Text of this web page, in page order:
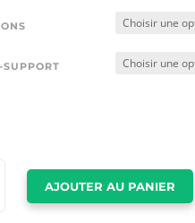
SUPPORT
AJOUTER AU PANIER